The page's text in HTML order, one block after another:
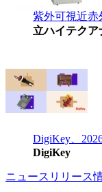
紫外可視近赤
立ハイテクア
DigiKey、
DigiKey
ニュースリリース